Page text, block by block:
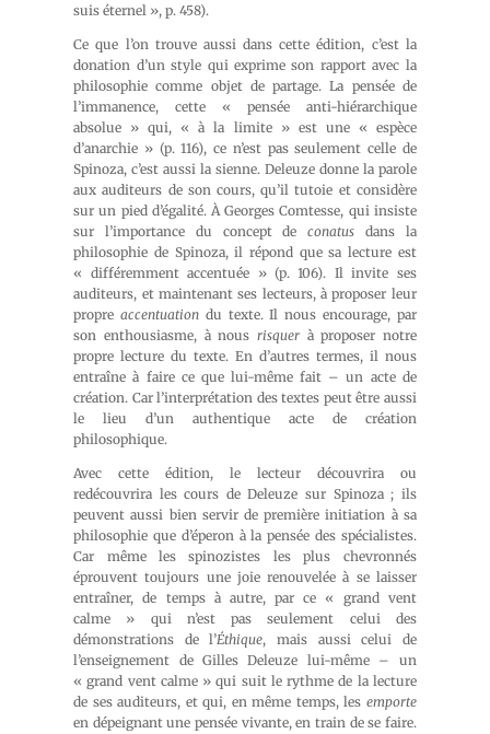
suis éternel », p. 458).
Ce que l’on trouve aussi dans cette édition, c’est la
donation d’un style qui exprime son rapport avec la
philosophie comme objet de partage. La pensée de
l’immanence, cette « pensée anti-hiérarchique
absolue » qui, « à la limite » est une « espèce
d’anarchie » (p. 116), ce n’est pas seulement celle de
Spinoza, c’est aussi la sienne. Deleuze donne la parole
aux auditeurs de son cours, qu’il tutoie et considère
sur un pied d’égalité. À Georges Comtesse, qui insiste
sur l’importance du concept deconatus dans la
philosophie de Spinoza, il répond que sa lecture est
« différemment accentuée » (p. 106). Il invite ses
auditeurs, et maintenant ses lecteurs, à proposer leur
propre accentuation du texte. Il nous encourage, par
son enthousiasme, à nous risquer à proposer notre
propre lecture du texte. En d’autres termes, il nous
entraîne à faire ce que lui-même fait – un acte de
création. Car l’interprétation des textes peut être aussi
le lieu d’un authentique acte de création
philosophique.
Avec cette édition, le lecteur découvrira ou
redécouvrira les cours de Deleuze sur Spinoza ; ils
peuvent aussi bien servir de première initiation à sa
philosophie que d’éperon à la pensée des spécialistes.
Car même les spinozistes les plus chevronnés
éprouvent toujours une joie renouvelée à se laisser
entraîner, de temps à autre, par ce « grand vent
calme » qui n’est pas seulement celui des
démonstrations de l’Éthique, mais aussi celui de
l’enseignement de Gilles Deleuze lui-même – un
« grand vent calme » qui suit le rythme de la lecture
de ses auditeurs, et qui, en même temps, les emporte
en dépeignant une pensée vivante, en train de se faire.